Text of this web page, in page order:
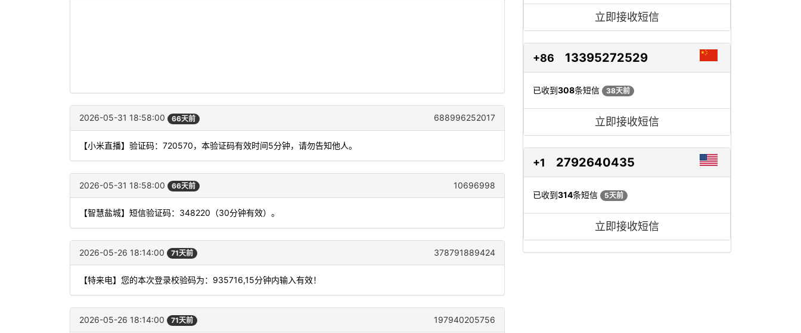
2026-05-31 18:58:00 66天前 688996252017
【小米直播】验证码：720570，本验证码有效时间5分钟，请勿告知他人。
2026-05-31 18:58:00 66天前 10696998
【智慧盐城】短信验证码：348220（30分钟有效）。
2026-05-26 18:14:00 71天前 378791889424
【特来电】您的本次登录校验码为：935716,15分钟内输入有效！
2026-05-26 18:14:00 71天前 197940205756
立即接收短信
+86 13395272529
已收到308条短信 38天前
立即接收短信
+1 2792640435
已收到314条短信 5天前
立即接收短信